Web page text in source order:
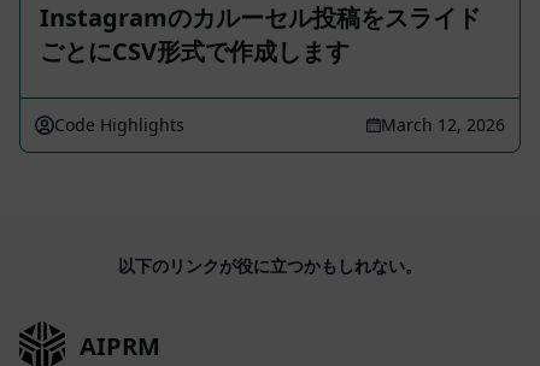
Instagramのカルーセル投稿をスライド
ごとにCSV形式で作成します
Code Highlights March 12, 2026
以下のリンクが役に立つかもしれない。
AIPRM